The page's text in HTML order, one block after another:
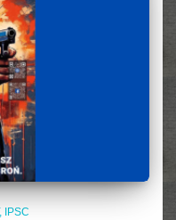
IPSC